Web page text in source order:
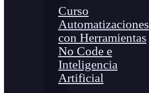
Curso
Automatizaciones
con Herramientas
No Code e
Inteligencia
Artificial